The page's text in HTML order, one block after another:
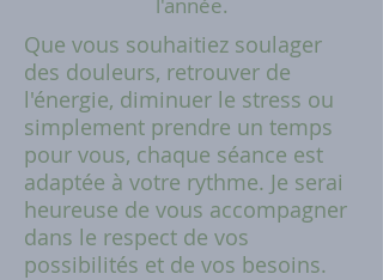
Que vous souhaitiez soulager
des douleurs, retrouver de
l'énergie, diminuer le stress ou
simplement prendre un temps
pour vous, chaque séance est
adaptée à votre rythme. Je serai
heureuse de vous accompagner
dans le respect de vos
possibilités et de vos besoins.